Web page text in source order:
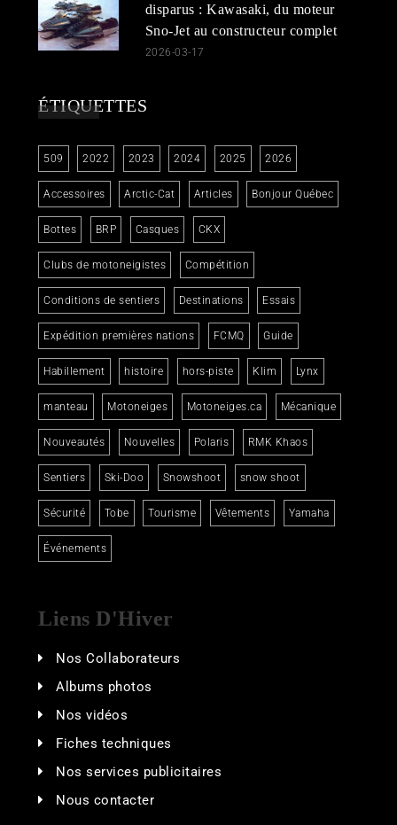
disparus : Kawasaki, du moteur
Sno-Jet au constructeur complet
2026-03-17
ÉTIQUETTES
509 2022 2023 2024 2025 2026
Accessoires Arctic-Cat Articles Bonjour Québec
Bottes BRP Casques CKX
Clubs de motoneigistes Compétition
Conditions de sentiers Destinations Essais
Expédition premières nations FCMQ Guide
Habillement histoire hors-piste Klim Lynx
manteau Motoneiges Motoneiges.ca Mécanique
Nouveautés Nouvelles Polaris RMK Khaos
Sentiers Ski-Doo Snowshoot snow shoot
Sécurité Tobe Tourisme Vêtements Yamaha
Événements
Liens D'Hiver
Nos Collaborateurs
Albums photos
Nos vidéos
Fiches techniques
Nos services publicitaires
Nous contacter